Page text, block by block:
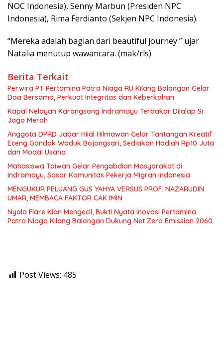
NOC Indonesia), Senny Marbun (Presiden NPC
Indonesia), Rima Ferdianto (Sekjen NPC Indonesia).
“Mereka adalah bagian dari beautiful journey ” ujar
Natalia menutup wawancara. (mak/rls)
Berita Terkait
Perwira PT Pertamina Patra Niaga RU Kilang Balongan Gelar
Doa Bersama, Perkuat Integritas dan Keberkahan
Kapal Nelayan Karangsong Indramayu Terbakar Dilalap Si
Jago Merah
Anggota DPRD Jabar Hilal Hilmawan Gelar Tantangan Kreatif
Eceng Gondok Waduk Bojongsari, Sediakan Hadiah Rp10 Juta
dan Modal Usaha
Mahasiswa Taiwan Gelar Pengabdian Masyarakat di
Indramayu, Sasar Komunitas Pekerja Migran Indonesia
MENGUKUR PELUANG GUS YAHYA VERSUS PROF. NAZARUDIN
UMAR, MEMBACA FAKTOR CAK IMIN
Nyala Flare Kian Mengecil, Bukti Nyata Inovasi Pertamina
Patra Niaga Kilang Balongan Dukung Net Zero Emission 2060
Post Views: 485